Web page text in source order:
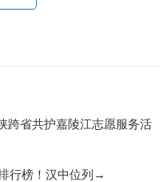
跨省共护嘉陵江志愿服务活
行榜！汉中位列→